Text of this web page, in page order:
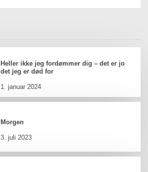
Heller ikke jeg fordømmer dig – det er jo
det jeg er død for
1. januar 2024
Morgen
3. juli 2023